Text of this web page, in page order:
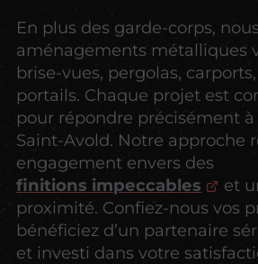
En plus des garde-corps,
aménagements métalliques
brise-vues, pergolas,
portails. Chaque projet est
pour répondre précisément à
Saint-Avold. Notre approche
engagement envers des
finitions impeccables
et
proximité. Confiez-nous vos
bénéficiez d’un partenaire
et investi dans votre